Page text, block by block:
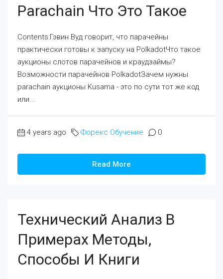
Parachain Что Это Такое
Contents:Гэвин Вуд говорит, что парачейны
практически готовы к запуску на PolkadotЧто такое
аукционы слотов парачейнов и краудзаймы?
Возможности парачейнов PolkadotЗачем нужны
parachain аукционы Kusama - это по сути тот же код
или...
4 years ago Форекс Обучение 0
Read More
Технический Анализ В
Примерах Методы,
Способы И Книги